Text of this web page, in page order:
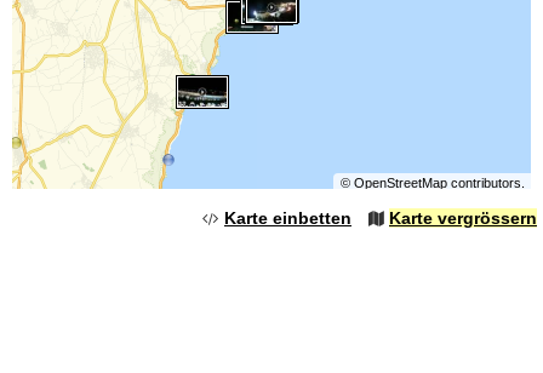
© OpenStreetMapcontributors.
Karte einbetten Karte vergrössern